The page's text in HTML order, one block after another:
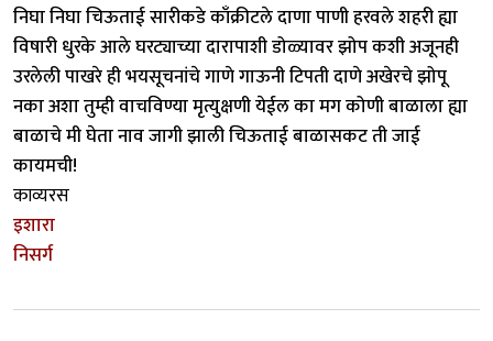
निघा निघा चिऊताई सारीकडे काँक्रीटले दाणा पाणी हरवले शहरी ह्या
विषारी धुरके आले घरट्याच्या दारापाशी डोळ्यावर झोप कशी अजूनही
उरलेली पाखरे ही भयसूचनांचे गाणे गाऊनी टिपती दाणे अखेरचे झोपू
नका अशा तुम्ही वाचविण्या मृत्युक्षणी येईल का मग कोणी बाळाला ह्या
बाळाचे मी घेता नाव जागी झाली चिऊताई बाळासकट ती जाई
कायमची!
काव्यरस
इशारा
निसर्ग